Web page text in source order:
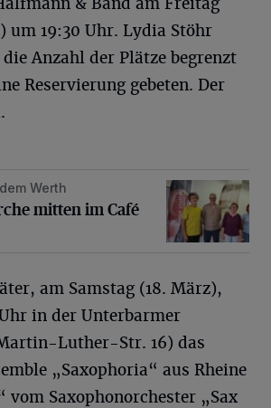
um 19:30 Uhr. Lydia Stöhr
Anzahl der Plätze begrenzt
Reservierung gebeten. Der
mitten im Café
Werth
mitten im Café
am Samstag (18. März),
in der Unterbarmer
Luther-Str. 16) das
„Saxophoria“ aus Rheine
vom Saxophonorchester „Sax